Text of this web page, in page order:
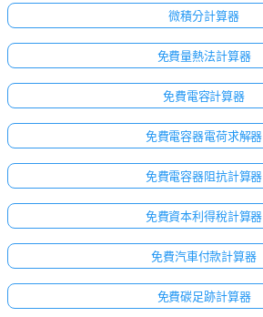
微積分計算器
免費量熱法計算器
免費電容計算器
免費電容器電荷求解器
免費電容器阻抗計算器
免費資本利得稅計算器
免費汽車付款計算器
免費碳足跡計算器